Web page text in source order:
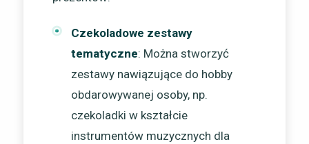
Czekoladowe zestawy
tematyczne: Można stworzyć
zestawy nawiązujące do hobby
obdarowywanej osoby, np.
czekoladki w kształcie
instrumentów muzycznych dla